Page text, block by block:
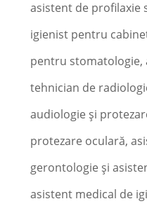
asistent de profilaxie
igienist pentru
pentru stomatologie,
tehnician de
audiologie şi
protezare oculară,
gerontologie şi
asistent medical de